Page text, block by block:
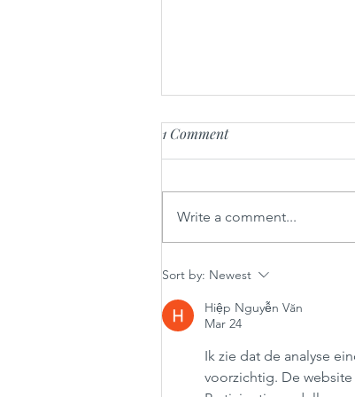
1 Comment
Write a comment...
Sort by: Newest
Hiệp Nguyễn Văn
Mar 24
Ik zie dat de analyse
voorzichtig. De